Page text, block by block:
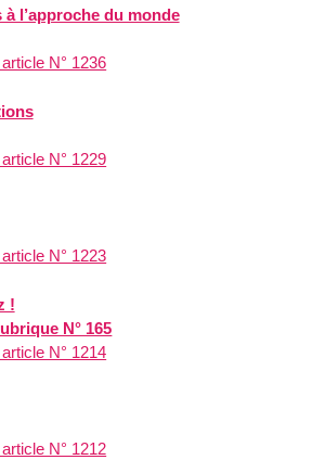
à l’approche du monde
N° 1236
N° 1229
N° 1223
!
N° 165
N° 1214
N° 1212